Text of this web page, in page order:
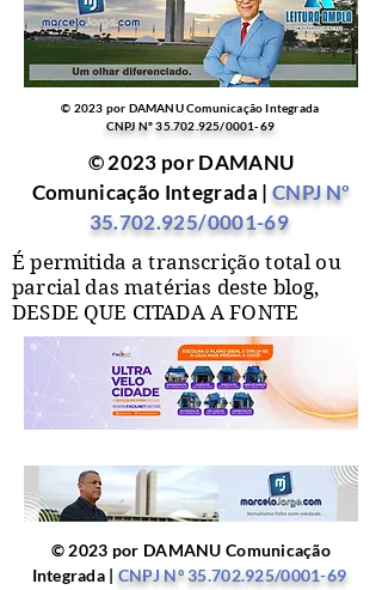
© 2023 por DAMANU Comunicação Integrada
CNPJ Nº35.702.925/0001-69
© 2023 por DAMANU
Comunicação Integrada | CNPJ Nº
35.702.925/0001-69
É permitida a transcrição total ou
parcial das matérias deste blog,
DESDE QUE CITADA A FONTE
© 2023 por DAMANU Comunicação
Integrada | CNPJ Nº35.702.925/0001-69